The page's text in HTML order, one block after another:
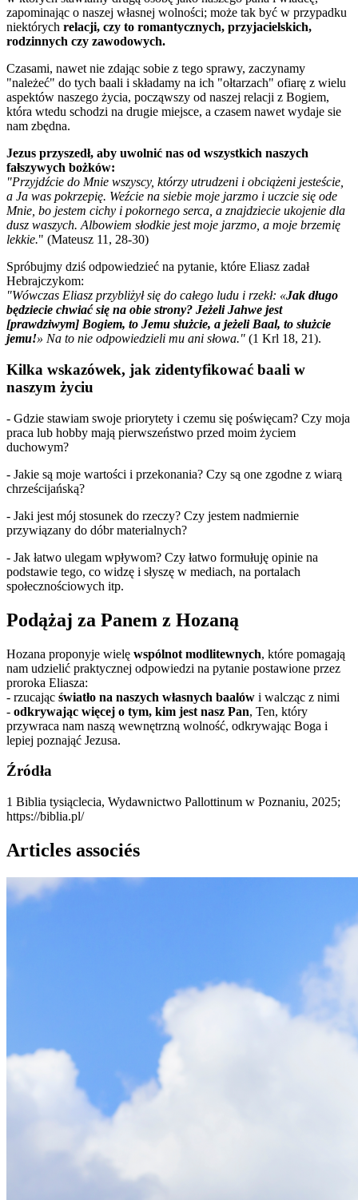
zapominając o naszej własnej wolności; może tak być w przypadku
niektórych relacji, czy to romantycznych, przyjacielskich,
rodzinnych czy zawodowych.
Czasami, nawet nie zdając sobie z tego sprawy, zaczynamy
"należeć" do tych baali i składamy na ich "ołtarzach" ofiarę z wielu
aspektów naszego życia, począwszy od naszej relacji z Bogiem,
która wtedu schodzi na drugie miejsce, a czasem nawet wydaje sie
nam zbędna.
Jezus przyszedł, aby uwolnić nas od wszystkich naszych
fałszywych bożków:
"Przyjdźcie do Mnie wszyscy, którzy utrudzeni i obciążeni jesteście,
a Ja was pokrzepię. Weźcie na siebie moje jarzmo i uczcie się ode
Mnie, bo jestem cichy i pokornego serca, a znajdziecie ukojenie dla
dusz waszych. Albowiem słodkie jest moje jarzmo, a moje brzemię
lekkie." (Mateusz 11, 28-30)
Spróbujmy dziś odpowiedzieć na pytanie, które Eliasz zadał
Hebrajczykom:
"Wówczas Eliasz przybliżył się do całego ludu i rzekł: «Jak długo
będziecie chwiać się na obie strony? Jeżeli Jahwe jest
[prawdziwym] Bogiem, to Jemu służcie, a jeżeli Baal, to służcie
jemu!» Na to nie odpowiedzieli mu ani słowa." (1 Krl 18, 21).
Kilka wskazówek, jak zidentyfikować baali w
naszym życiu
- Gdzie stawiam swoje priorytety i czemu się poświęcam? Czy moja
praca lub hobby mają pierwszeństwo przed moim życiem
duchowym?
- Jakie są moje wartości i przekonania? Czy są one zgodne z wiarą
chrześcijańską?
- Jaki jest mój stosunek do rzeczy? Czy jestem nadmiernie
przywiązany do dóbr materialnych?
- Jak łatwo ulegam wpływom? Czy łatwo formułuję opinie na
podstawie tego, co widzę i słyszę w mediach, na portalach
społecznościowych itp.
Podążaj za Panem z Hozaną
Hozana proponyje wielę wspólnot modlitewnych, które pomagają
nam udzielić praktycznej odpowiedzi na pytanie postawione przez
proroka Eliasza:
- rzucając światło na naszych własnych baalów i walcząc z nimi
- odkrywając więcej o tym, kim jest nasz Pan, Ten, który
przywraca nam naszą wewnętrzną wolność, odkrywając Boga i
lepiej poznająć Jezusa.
Źródła
1 Biblia tysiąclecia, Wydawnictwo Pallottinum w Poznaniu, 2025;
https://biblia.pl/
Articles associés